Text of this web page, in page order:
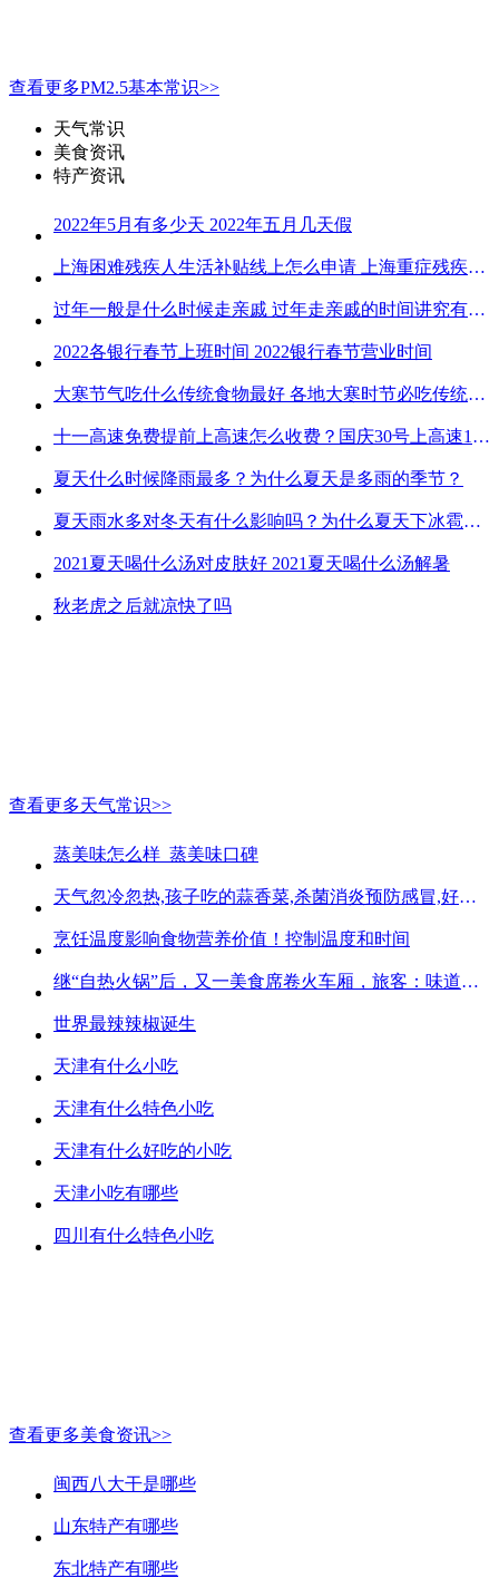
查看更多PM2.5基本常识>>
天气常识
美食资讯
特产资讯
2022年5月有多少天 2022年五月几天假
上海困难残疾人生活补贴线上怎么申请 上海重症残疾人护理补贴线上申请流程
过年一般是什么时候走亲戚 过年走亲戚的时间讲究有哪些
2022各银行春节上班时间 2022银行春节营业时间
大寒节气吃什么传统食物最好 各地大寒时节必吃传统美食
十一高速免费提前上高速怎么收费？国庆30号上高速1号下高速免费吗？
夏天什么时候降雨最多？为什么夏天是多雨的季节？
夏天雨水多对冬天有什么影响吗？为什么夏天下冰雹而冬天不下冰雹
2021夏天喝什么汤对皮肤好 2021夏天喝什么汤解暑
秋老虎之后就凉快了吗
查看更多天气常识>>
蒸美味怎么样_蒸美味口碑
天气忽冷忽热,孩子吃的蒜香菜,杀菌消炎预防感冒,好吃不贵
烹饪温度影响食物营养价值！控制温度和时间
继“自热火锅”后，又一美食席卷火车厢，旅客：味道好吃又方便
世界最辣辣椒诞生
天津有什么小吃
天津有什么特色小吃
天津有什么好吃的小吃
天津小吃有哪些
四川有什么特色小吃
查看更多美食资讯>>
闽西八大干是哪些
山东特产有哪些
东北特产有哪些